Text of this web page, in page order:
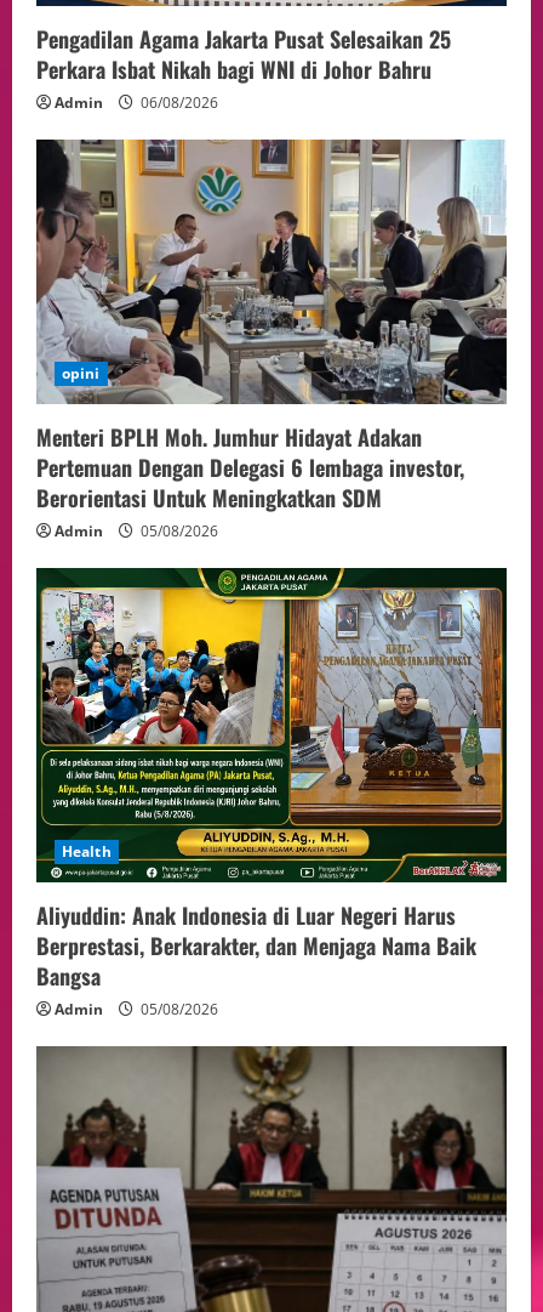
5
Sepakat Perkuat Stabilitas ketahan
ASEAN Melalui Penguatan Kerjasama
Kedua Negara.
04/08/2026
Pengadilan Agama Jakarta Pusat Selesaikan 25
Perkara Isbat Nikah bagi WNI di Johor Bahru
Admin 06/08/2026
opini
Menteri BPLH Moh. Jumhur Hidayat Adakan
Pertemuan Dengan Delegasi 6 lembaga investor,
Berorientasi Untuk Meningkatkan SDM
Admin 05/08/2026
Health
Aliyuddin: Anak Indonesia di Luar Negeri Harus
Berprestasi, Berkarakter, dan Menjaga Nama Baik
Bangsa
Admin 05/08/2026